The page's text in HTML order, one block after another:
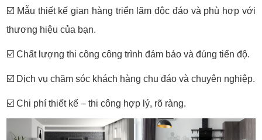
☑️ Mẫu thiết kế gian hàng triển lãm độc đáo và phù hợp với
thương hiệu của bạn.
☑️Chất lượng thi công công trình đảm bảo và đúng tiến độ.
☑️ Dịch vụ chăm sóc khách hàng chu đáo và chuyên nghiệp.
☑️Chi phí thiết kế – thi công hợp lý, rõ ràng.